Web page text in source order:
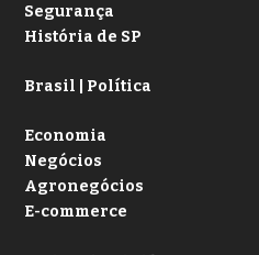
Segurança
História de SP
Brasil | Política
Economia
Negócios
Agronegócios
E-commerce